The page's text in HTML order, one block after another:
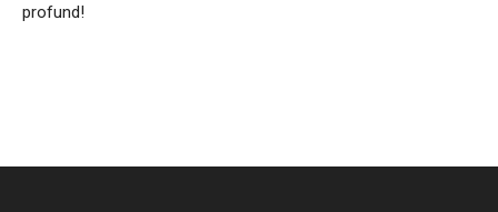
profund!